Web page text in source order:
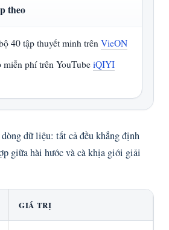
theo
40 tập thuyết minh trênVieON
miễn phí trên YouTubeiQIYI
dữ liệu: tất cả đều khẳng định
giữa hài hước và cà khịa giới giải
GIÁ TRỊ